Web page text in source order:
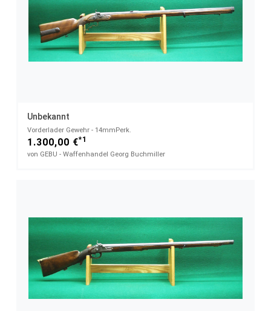
Unbekannt
Vorderlader Gewehr - 14mmPerk.
1.300,00 €*1
von GEBU - Waffenhandel Georg Buchmiller